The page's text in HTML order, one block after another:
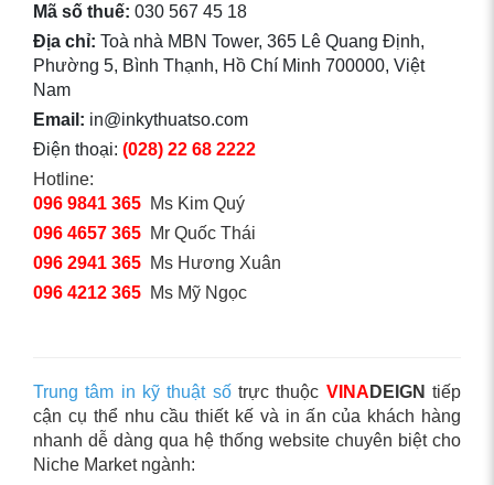
Mã số thuế: 030 567 45 18
Địa chỉ: Toà nhà MBN Tower, 365 Lê Quang Định,
Phường 5, Bình Thạnh, Hồ Chí Minh 700000, Việt
Nam
Email: in@inkythuatso.com
Điện thoại: (028) 22 68 2222
Hotline:
096 9841 365 Ms Kim Quý
096 4657 365 Mr Quốc Thái
096 2941 365 Ms Hương Xuân
096 4212 365 Ms Mỹ Ngọc
Trung tâm in kỹ thuật sốtrực thuộc VINA DEIGN tiếp
cận cụ thể nhu cầu thiết kế và in ấn của khách hàng
nhanh dễ dàng qua hệ thống website chuyên biệt cho
Niche Market ngành: